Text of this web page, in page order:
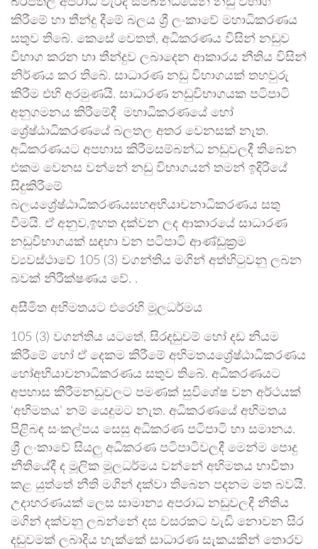
කිරීමේ හා තීන්දු දීමේ බලය ශ්‍රී ලංකාවේ මහාධිකරණය
සතුව තිබේ. කෙසේ වෙතත්, අධිකරණය විසින් නඩුව
විභාග කරන හා තීන්දුව ලබාදෙන ආකාරය නීතිය විසින්
නිර්ණය කර තිබේ. සාධාරණ නඩු විභාගයක් තහවුරු
කිරීම එහි අරමුණයි. සාධාරණ නඩුවිභාගයක පටිපාටි
අනුගමනය කිරීමේදී මහාධිකරණයේ හෝ
ශ්‍රේෂ්ඨාධිකරණයේ බලතල අතර වෙනසක් නැත.
අධිකරණයට අපහාස කිරීමසම්බන්ධ නඩුවලදී තිබෙන
එකම වෙනස වන්නේ නඩු විභාගයන් තමන් ඉදිරියේ
සිදුකිරීමේ
බලයශ්‍රේෂ්ඨාධිකරණයසහඅභියාචනාධිකරණය සතු
වීමයි. ඒ අනුව,ඉහත දක්වන ලද ආකාරයේ සාධාරණ
නඩුවිභාගයක් සඳහා වන පටිපාටි ආණ්ඩුක්‍රම
ව්‍යවස්ථාවේ 105 (3) වගන්තිය මගින් අත්හිටුවනු ලබන
බවක් නිරීක්ෂණය වේ. .
අසීමිත අභිමතයට එරෙහි මූලධර්මය
105 (3) වගන්තිය යටතේ, සිරදඬුවම් හෝ දඩ නියම
කිරීමේ හෝ ඒ දෙකම කිරීමේ අභිමතයශ්‍රේෂ්ඨාධිකරණය
හෝඅභියාචනාධිකරණය සතුව තිබේ. අධිකරණයට
අපහාස කිරීමනඩුවලට පමණක් සුවිශේෂ වන අර්ථයක්
‘අභිමතය’ නම් යෙදුමට නැත. අධිකරණයේ අභිමතය
පිළිබඳ සංකල්පය සෙසු අධිකරණ පටිපාටි හා සමානය.
ශ්‍රී ලංකාවේ සියලු අධිකරණ පටිපාටිවලදී මෙන්ම පොදු
නීතියේදී ද මූලික මූලධර්මය වන්නේ අභිමතය භාවිතා
කළ යුත්තේ නීති මගින් දක්වා තිබෙන පදනම මත බවයි.
උදාහරණයක් ලෙස සාමාන්‍ය අපරාධ නඩුවලදී නීතිය
මගින් දක්වනු ලබන්නේ දස වසරකට වැඩි නොවන සිර
දඬුවමක් ලබාදිය හැක්කේ සාධාරණ සැකයකින් තොරව